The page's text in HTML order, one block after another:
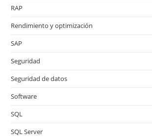
RAP
Rendimiento y optimización
SAP
Seguridad
Seguridad de datos
Software
SQL
SQL Server